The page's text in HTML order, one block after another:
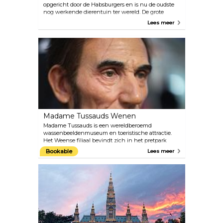
opgericht door de Habsburgers en is nu de oudste
nog werkende dierentuin ter wereld. De grote
ruimtes creëren een comfortabele ruimte voor de
dieren en het personeel van experts zorgt ervoor dat
dierentuin besteedt veel aandacht aan
natuurbehoud en dierenwelzijn. We raden aan om
ongeveer 4-5 uur de tijd te nemen voor je bezoek
en het voedingsschema te bekijken.
Lees meer
Madame Tussauds Wenen
Madame Tussauds is een wereldberoemd
wassenbeeldenmuseum en toeristische attractie.
Het Weense filiaal bevindt zich in het pretpark
Wiener Prater. Bekijk de grootste beroemdheden
van vroeger en nu van dichtbij. Maak een selfie met
filmsterren zoals Angelina Jolie, Daniel Craig en
Robert Pattinson; ontmoet oude Hollywood-idolen
zoals Marilyn Monroe en Audrey Hepburn; poseer
voor de camera met royals, componisten en politici
uit Oostenrijk en de rest van de wereld.
Bookable Lees meer